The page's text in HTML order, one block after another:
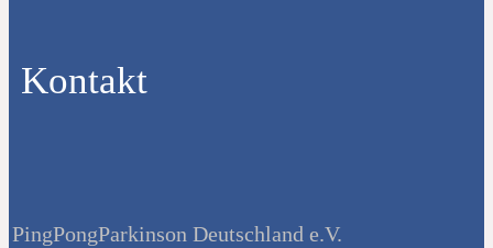
Kontakt
PingPongParkinson Deutschland e.V.